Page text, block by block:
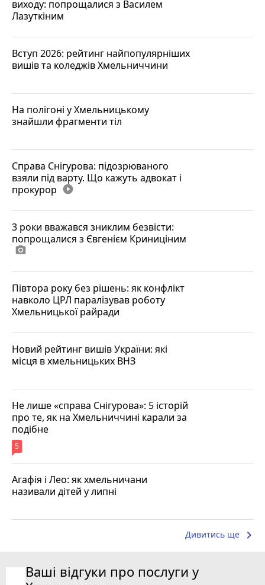
виходу: попрощалися з Василем
Лазуткіним
Вступ 2026: рейтинг найпопулярніших
вишів та коледжів Хмельниччини
На полігоні у Хмельницькому
знайшли фрагменти тіл
Справа Снігурова: підозрюваного
взяли під варту. Що кажуть адвокат і
прокурор play_circle_filled
3 роки вважався зниклим безвісти:
попрощалися з Євгенієм Криниціним
photo_camera
Півтора року без рішень: як конфлікт
навколо ЦРЛ паралізував роботу
Хмельницької райради
Новий рейтинг вишів України: які
місця в хмельницьких ВНЗ
Не лише «справа Снігурова»: 5 історій
про те, як на Хмельниччині карали за
подібне
5
Агафія і Лео: як хмельничани
називали дітей у липні
Дивитись ще keyboard_arrow_right
Ваші відгуки про послуги у